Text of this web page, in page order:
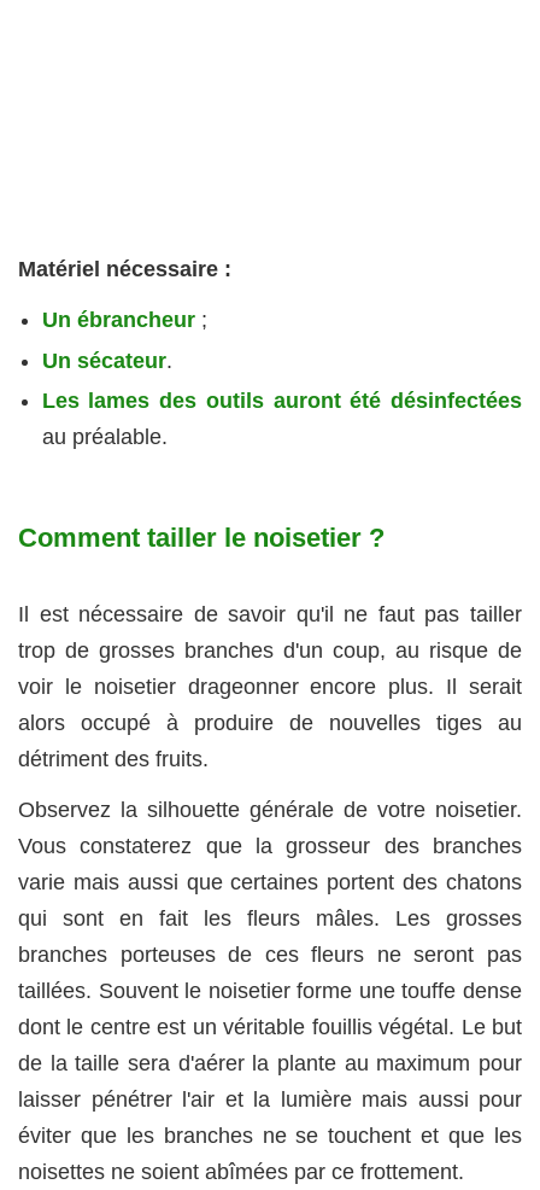
Matériel nécessaire :
Un ébrancheur;
Un sécateur.
Les lames des outils auront été désinfectées
au préalable.
Comment tailler le noisetier ?
Il est nécessaire de savoir qu'il ne faut pas tailler
trop de grosses branches d'un coup, au risque de
voir le noisetier drageonner encore plus. Il serait
alors occupé à produire de nouvelles tiges au
détriment des fruits.
Observez la silhouette générale de votre noisetier.
Vous constaterez que la grosseur des branches
varie mais aussi que certaines portent des chatons
qui sont en fait les fleurs mâles. Les grosses
branches porteuses de ces fleurs ne seront pas
taillées. Souvent le noisetier forme une touffe dense
dont le centre est un véritable fouillis végétal. Le but
de la taille sera d'aérer la plante au maximum pour
laisser pénétrer l'air et la lumière mais aussi pour
éviter que les branches ne se touchent et que les
noisettes ne soient abîmées par ce frottement.